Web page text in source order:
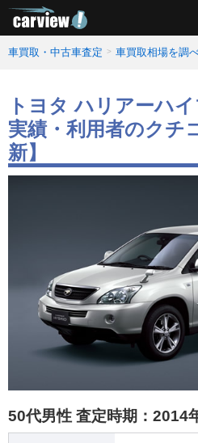
車買取・中古車査定 車買取相場を調
トヨタ ハリアーハ
実績・利用者のクチ
新】
50代男性 査定時期： 2014